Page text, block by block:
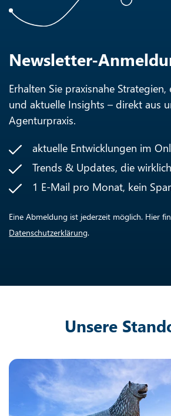
Newsletter-
Erhalten Sie praxisnahe
und aktuelle Insights – direkt aus
Agenturpraxis.
aktuelle Entwicklungen im
Trends & Updates, die
1 E-Mail pro Monat, kein
Eine Abmeldung ist jederzeit möglich. Hier
Datenschutzerklärung.
Unsere